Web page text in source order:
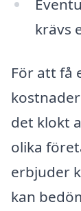
krävs
För att få
det klokt
olika
erbjuder
kan